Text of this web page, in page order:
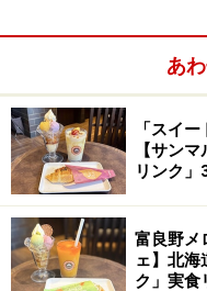
あ
「スイ
【サン
リンク」
富良野メ
ェ】北海
ク」実食